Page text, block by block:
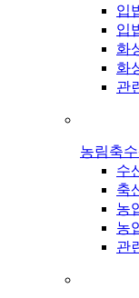
입
입
화
화
관
농림축
수
축
농
농
관